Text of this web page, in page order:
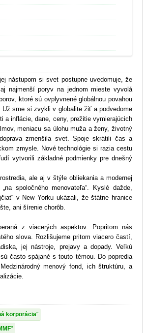
nástupom si svet postupne uvedomuje, že
najmenší poryv na jednom mieste vyvolá
ktoré sú ovplyvnené globálnou povahou
sme si zvykli v globalite žiť a podvedome
a inflácie, dane, ceny, prežitie vymierajúcich
meniacu sa úlohu muža a ženy, životný
zmenšila svet. Spoje skrátili čas a
zmysle. Nové technológie si razia cestu
vytvorili základné podmienky pre dnešný
ale aj v štýle obliekania a modernej
spoločného menovateľa“. Kyslé dažde,
v New Yorku ukázali, že štátne hranice
ani šírenie chorôb.
z viacerých aspektov. Popritom nás
slova. Rozlišujeme pritom viacero častí,
jej nástroje, prejavy a dopady. Veľkú
často spájané s touto témou. Do popredia
menový fond, ich štruktúru, a
korporácia